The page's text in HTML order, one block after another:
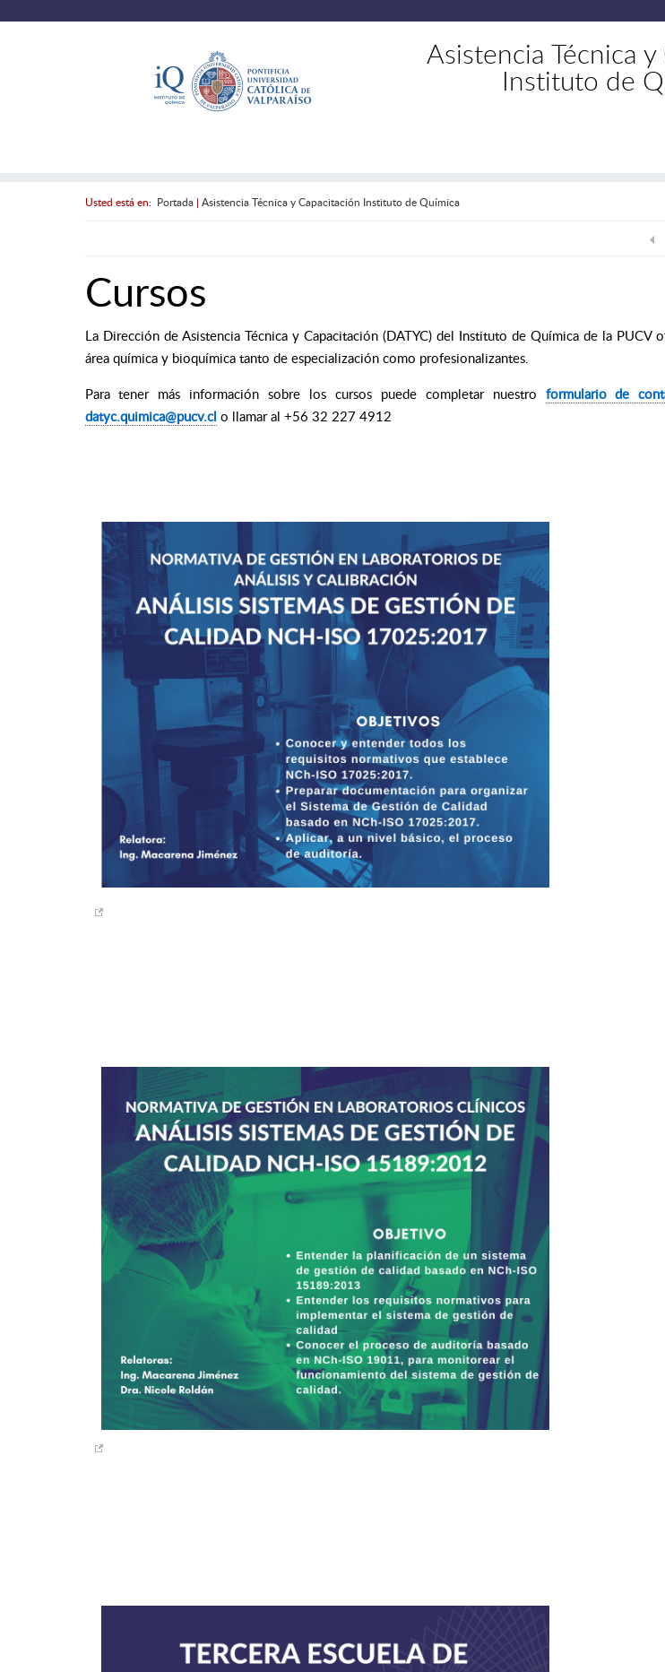
Asistencia Técnica
Instituto de
Usted está en: Portada| Asistencia Técnica y Capacitación Instituto de Química
Cursos
La Dirección de Asistencia Técnica y Capacitación (DATYC) del Instituto de Química de la PUCV
área química y bioquímica tanto de especialización como profesionalizantes.
Para tener más información sobre los cursos puede completar nuestro formulario de
datyc.quimica@pucv.cl o llamar al +56 32 227 4912